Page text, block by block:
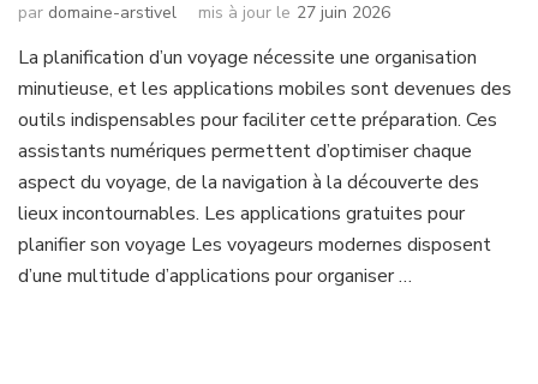
par domaine-arstivel mis à jour le 27 juin 2026
La planification d’un voyage nécessite une organisation
minutieuse, et les applications mobiles sont devenues des
outils indispensables pour faciliter cette préparation. Ces
assistants numériques permettent d’optimiser chaque
aspect du voyage, de la navigation à la découverte des
lieux incontournables. Les applications gratuites pour
planifier son voyage Les voyageurs modernes disposent
d’une multitude d’applications pour organiser …